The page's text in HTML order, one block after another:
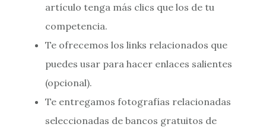
artículo tenga más clics que los de tu
competencia.
Te ofrecemos los links relacionados que
puedes usar para hacer enlaces salientes
(opcional).
Te entregamos fotografías relacionadas
seleccionadas de bancos gratuitos de